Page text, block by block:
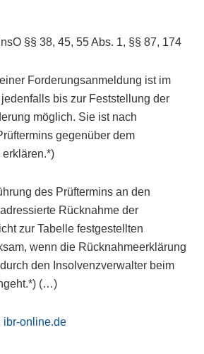
§§ 38, 45, 55 Abs. 1, §§ 87, 174
Forderungsanmeldung ist im
bis zur Feststellung der
möglich. Sie ist nach
gegenüber dem
erklären.*)
des Prüftermins an den
Rücknahme der
zur Tabelle festgestellten
wenn die Rücknahmeerklärung
den Insolvenzverwalter beim
(…)
ibr-online.de